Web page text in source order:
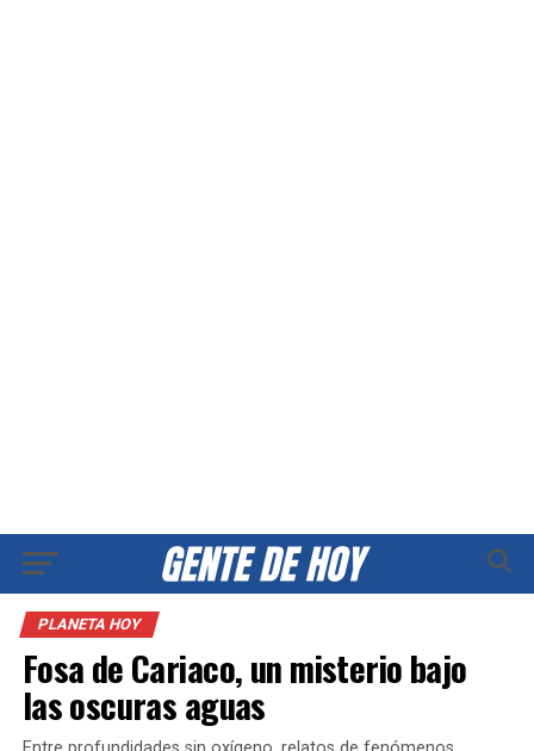
PLANETA HOY
Fosa de Cariaco, un misterio bajo
las oscuras aguas